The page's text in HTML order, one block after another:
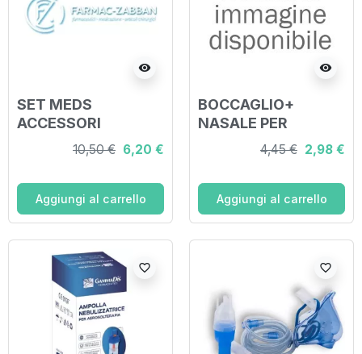
visibility
SET MEDS
ACCESSORI
POLICARBONATO
PER AEROSOL
10,50 € 6,20 €
Aggiungi al carrello
visibility
BOCCAGLIO+
NASALE PER
AEROSOL PRONTEX
4,45 € 2,98 €
Aggiungi al carrello
favorite_border favorite_border